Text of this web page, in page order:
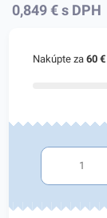
0,849€ s DPH
Nakúpte za60 €